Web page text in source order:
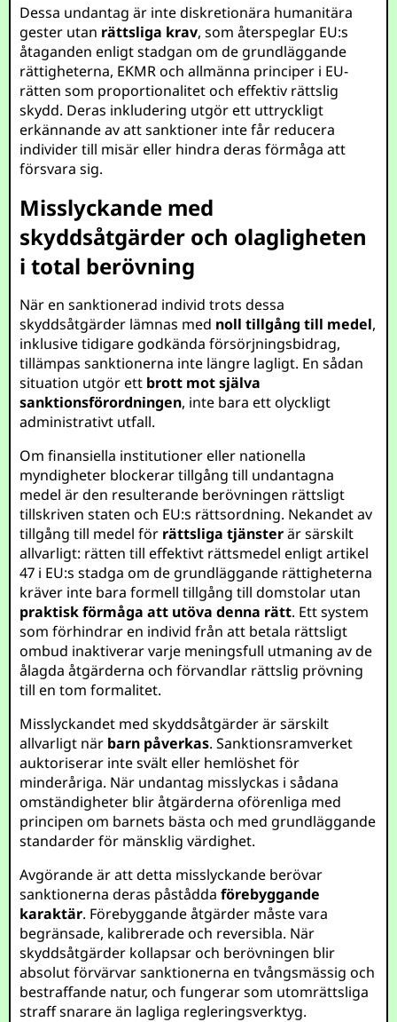
Dessa undantag är inte diskretionära humanitära
gester utan rättsliga krav, som återspeglar EU:s
åtaganden enligt stadgan om de grundläggande
rättigheterna, EKMR och allmänna principer i EU-
rätten som proportionalitet och effektiv rättslig
skydd. Deras inkludering utgör ett uttryckligt
erkännande av att sanktioner inte får reducera
individer till misär eller hindra deras förmåga att
försvara sig.
Misslyckande med
skyddsåtgärder och olagligheten
i total berövning
När en sanktionerad individ trots dessa
skyddsåtgärder lämnas med noll tillgång till medel,
inklusive tidigare godkända försörjningsbidrag,
tillämpas sanktionerna inte längre lagligt. En sådan
situation utgör ett brott mot själva
sanktionsförordningen, inte bara ett olyckligt
administrativt utfall.
Om finansiella institutioner eller nationella
myndigheter blockerar tillgång till undantagna
medel är den resulterande berövningen rättsligt
tillskriven staten och EU:s rättsordning. Nekandet av
tillgång till medel för rättsliga tjänsterär särskilt
allvarligt: rätten till effektivt rättsmedel enligt artikel
47 i EU:s stadga om de grundläggande rättigheterna
kräver inte bara formell tillgång till domstolar utan
praktisk förmåga att utöva denna rätt. Ett system
som förhindrar en individ från att betala rättsligt
ombud inaktiverar varje meningsfull utmaning av de
ålagda åtgärderna och förvandlar rättslig prövning
till en tom formalitet.
Misslyckandet med skyddsåtgärder är särskilt
allvarligt när barn påverkas. Sanktionsramverket
auktoriserar inte svält eller hemlöshet för
minderåriga. När undantag misslyckas i sådana
omständigheter blir åtgärderna oförenliga med
principen om barnets bästa och med grundläggande
standarder för mänsklig värdighet.
Avgörande är att detta misslyckande berövar
sanktionerna deras påståddaförebyggande
karaktär. Förebyggande åtgärder måste vara
begränsade, kalibrerade och reversibla. När
skyddsåtgärder kollapsar och berövningen blir
absolut förvärvar sanktionerna en tvångsmässig och
bestraffande natur, och fungerar som utomrättsliga
straff snarare än lagliga regleringsverktyg.